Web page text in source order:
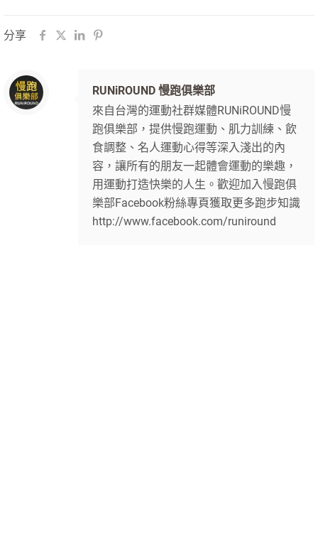
分享
RUNiROUND 慢跑俱樂部
來自台灣的運動社群媒體RUNiROUND慢
跑俱樂部，提供慢跑運動、肌力訓練、飲
食調整、名人運動心得等深入淺出的內
容，讓所有的朋友一起體會運動的樂趣，
用運動打造快樂的人生。歡迎加入慢跑俱
樂部Facebook粉絲專頁獲取更多跑步知識
http://www.facebook.com/runiround